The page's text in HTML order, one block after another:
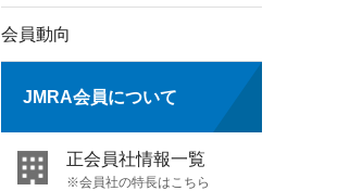
会員動向
JMRA会員について
正会員社情報一覧
※会員社の特長はこちら